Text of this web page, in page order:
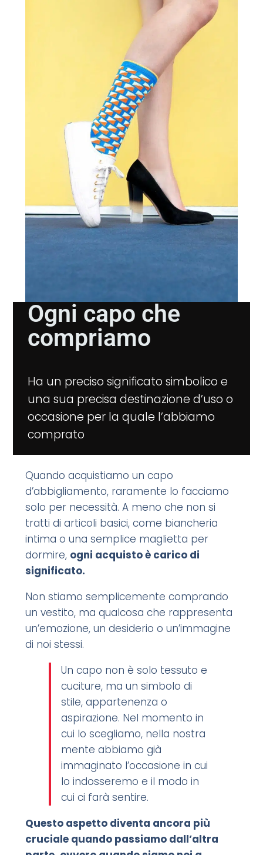
Ogni capo che
compriamo
Ha un preciso significato simbolico e
una sua precisa destinazione d’uso o
occasione per la quale l’abbiamo
comprato
Quando acquistiamo un capo
d’abbigliamento, raramente lo facciamo
solo per necessità. A meno che non si
tratti di articoli basici, come biancheria
intima o una semplice maglietta per
dormire, ogni acquisto è carico di
significato.
Non stiamo semplicemente comprando
un vestito, ma qualcosa che rappresenta
un’emozione, un desiderio o un’immagine
di noi stessi.
Un capo non è solo tessuto e
cuciture, ma un simbolo di
stile, appartenenza o
aspirazione. Nel momento in
cui lo scegliamo, nella nostra
mente abbiamo già
immaginato l’occasione in cui
lo indosseremo e il modo in
cui ci farà sentire.
Questo aspetto diventa ancora più
cruciale quando passiamo dall’altra